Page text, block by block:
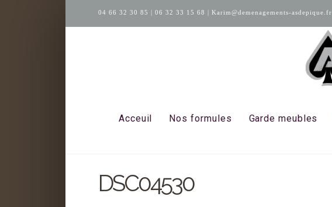
04 66 32 30 85 | 06 32 33 15 68 | Karim@demenagements-asdepique.fr
Acceuil Nos formules Garde meubles
DSC04530